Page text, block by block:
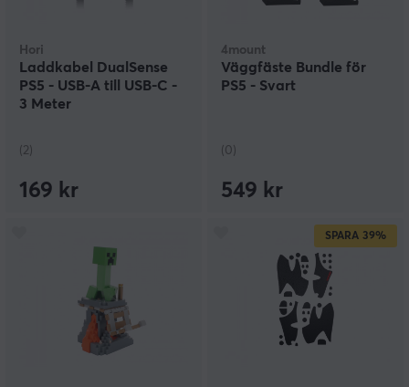
Hori
Laddkabel DualSense
PS5 - USB-A till USB-C -
3 Meter
(2)
169 kr
4mount
Väggfäste Bundle för
PS5 - Svart
(0)
549 kr
SPARA 39%